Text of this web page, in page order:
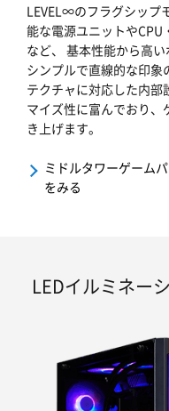
LEVEL∞のフラグシップ
能な電源ユニットやCPU
など、 基本性能から高い
シンプルで直線的な印
テクチャに対応した内部
マイズ性に富んでおり、
き上げます。
ミドルタワーゲーム
をみる
LEDイルミネー